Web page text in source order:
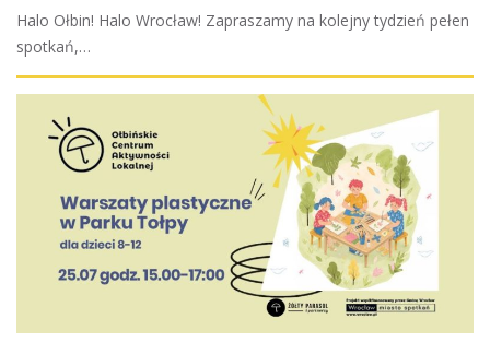
Halo Ołbin! Halo Wrocław! Zapraszamy na kolejny tydzień pełen
spotkań,…